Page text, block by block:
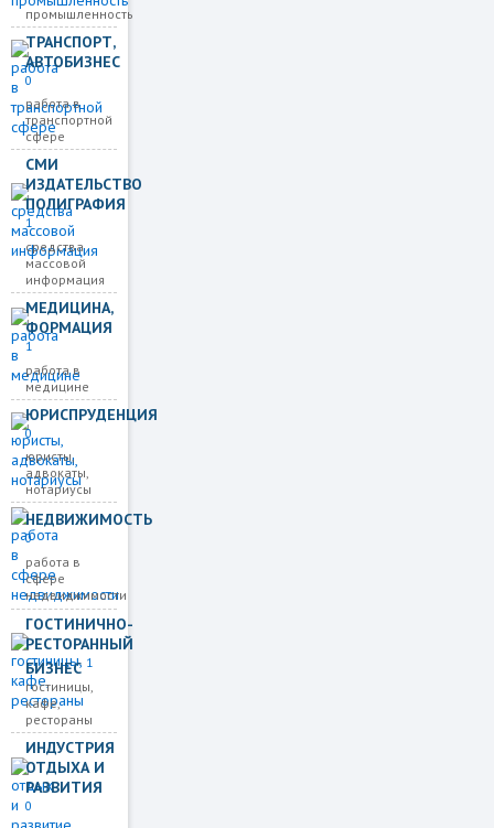
промышленность
ТРАНСПОРТ,
АВТОБИЗНЕС
0
работа в
транспортной
сфере
СМИ
ИЗДАТЕЛЬСТВО
ПОЛИГРАФИЯ
1
средства
массовой
информация
МЕДИЦИНА,
ФОРМАЦИЯ
1
работа в
медицине
ЮРИСПРУДЕНЦИЯ
0
юристы,
адвокаты,
нотариусы
НЕДВИЖИМОСТЬ
0
работа в
сфере
недвиджимости
ГОСТИНИЧНО-
РЕСТОРАННЫЙ
БИЗНЕС 1
гостиницы,
кафе,
рестораны
ИНДУСТРИЯ
ОТДЫХА И
РАЗВИТИЯ
0